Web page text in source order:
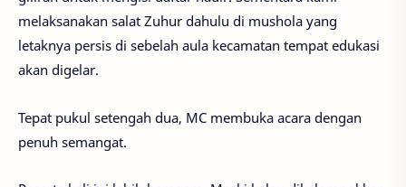
melaksanakan salat Zuhur dahulu di mushola yang
letaknya persis di sebelah aula kecamatan tempat edukasi
akan digelar.
Tepat pukul setengah dua, MC membuka acara dengan
penuh semangat.